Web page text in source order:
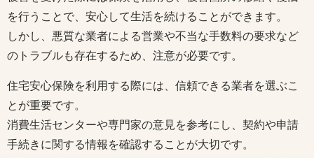
を行うことで、安心して生活を続けることができます。
しかし、悪質な業者による営業や不当な手数料の要求など
のトラブルも存在するため、注意が必要です。
住宅安心保険を利用する際には、信頼できる業者を選ぶこ
とが重要です。
消費生活センターや専門家の意見を参考にし、契約や申請
手続きに関する情報を確認することが大切です。